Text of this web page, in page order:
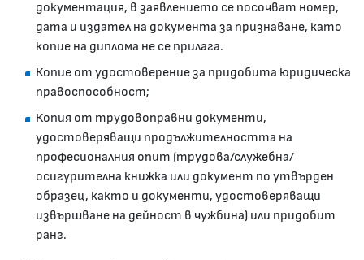
документация, в заявлението се посочват номер,
дата и издател на документа за признаване, като
копие на диплома не се прилага.
Копие от удостоверение за придобита юридическа
правоспособност;
Копия от трудовоправни документи,
удостоверяващи продължителността на
професионалния опит (трудова/служебна/
осигурителна книжка или документ по утвърден
образец, както и документи, удостоверяващи
извършване на дейност в чужбина) или придобит
ранг.